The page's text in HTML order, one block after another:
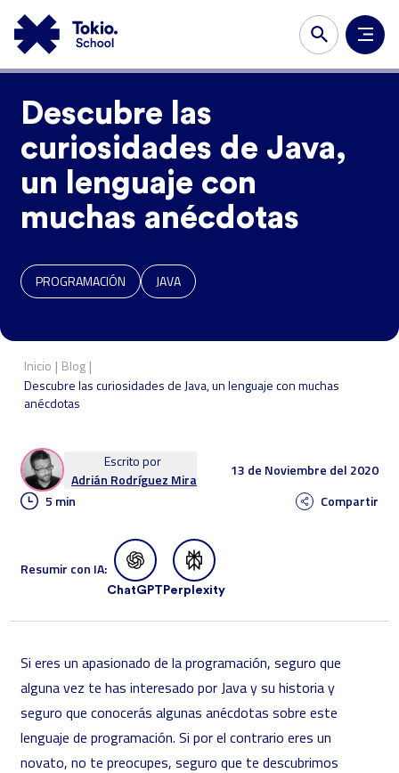
Descubre las
curiosidades de Java,
un lenguaje con
muchas anécdotas
PROGRAMACIÓN JAVA
Inicio | Blog |
Descubre las curiosidades de Java, un lenguaje con muchas
anécdotas
Escrito por
Adrián Rodríguez Mira
13 de Noviembre del 2020
5 min
Compartir
Resumir con IA:
ChatGPT Perplexity
Si eres un apasionado de la programación, seguro que
alguna vez te has interesado por Java y su historia y
seguro que conocerás algunas anécdotas sobre este
lenguaje de programación. Si por el contrario eres un
novato, no te preocupes, seguro que te descubrimos